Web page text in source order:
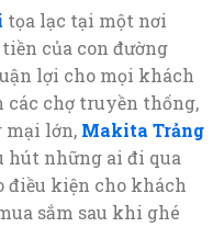
tọa lạc tại một nơi
của con đường
lợi cho mọi khách
chợ truyền thống,
mại lớn, Makita Trảng
hút những ai đi qua
điều kiện cho khách
sắm sau khi ghé